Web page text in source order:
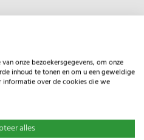
onze bezoekersgegevens, om onze
inhoud te tonen en om u een geweldige
over de cookies die we
alles